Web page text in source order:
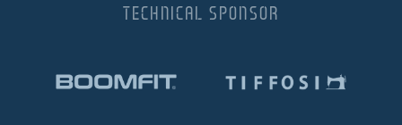
TECHNICAL SPONSOR